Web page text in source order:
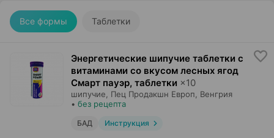
Все формы Таблетки
Энергетические шипучие таблетки с
витаминами со вкусом лесных ягод
Смарт пауэр, таблетки ×10
шипучие, Пец Продакшн Европ , Венгрия
• без рецепта
БАД Инструкция